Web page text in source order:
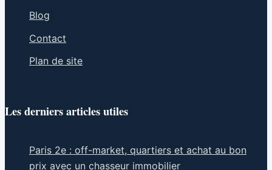
Blog
Contact
Plan de site
Les derniers articles utiles
Paris 2e : off-market, quartiers et achat au bon
prix avec un chasseur immobilier